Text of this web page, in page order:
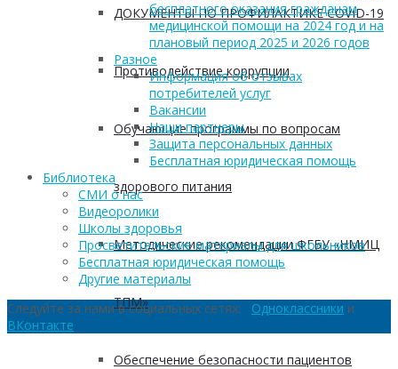
ДОКУМЕНТЫ ПО ПРОФИЛАКТИКЕ COVID-19
Противодействие коррупции
Обучающие программы по вопросам
здорового питания
Методические рекомендации ФГБУ «НМИЦ
ТПМ»
Обеспечение безопасности пациентов
бесплатного оказания гражданам
медицинской помощи на 2024 год и на
плановый период 2025 и 2026 годов
Разное
Информация об отзывах
потребителей услуг
Вакансии
Наши партнеры
Защита персональных данных
Бесплатная юридическая помощь
Библиотека
СМИ о нас
Видеоролики
Школы здоровья
Просветительские материалы для школьников
Бесплатная юридическая помощь
Другие материалы
Следуйте за нами в социальных сетях: Одноклассники и
ВКонтакте